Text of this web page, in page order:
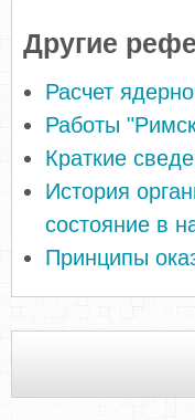
Другие
Расчет
Работы
Краткие
История
состояние в
Принципы